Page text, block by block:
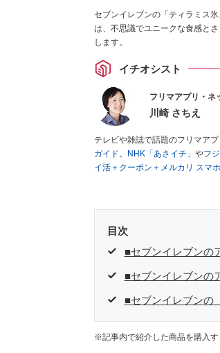
セブンイレブンの「ティラミス
は、不思議でユニークな食感と
します。
イチオシスト
フリマアプリ・ネ
川崎 さちえ
テレビや雑誌で話題のフリマア
ガイド。 NHK「あさイチ」 やフ
イ活＋クーポン＋メルカリ スマ
■経歴：2003年、夫が子育てを
いた時間でできるオークション
を生活の一部に取り入れるべく
た消費税増税の社会においては
目次
■セブンイレブンの
■セブンイレブンの
■セブンイレブンの
※記事内で紹介した商品を購入す